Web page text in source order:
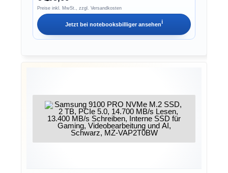
Preise inkl. MwSt., zzgl. Versandkosten
Jetzt bei notebooksbilligeransehenℹ︎